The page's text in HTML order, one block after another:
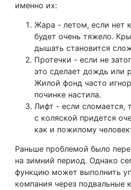
именно их:
Жара - летом, если нет
будет очень тяжело.
дышать становится
Протечки - если не
это сделает дождь или
Жилой фонд часто
починке настила.
Лифт - если сломается,
с коляской придется
как и пожилому
Раньше проблемой было
на зимний период. Однако
функцию может выполнить
компания через подвальные